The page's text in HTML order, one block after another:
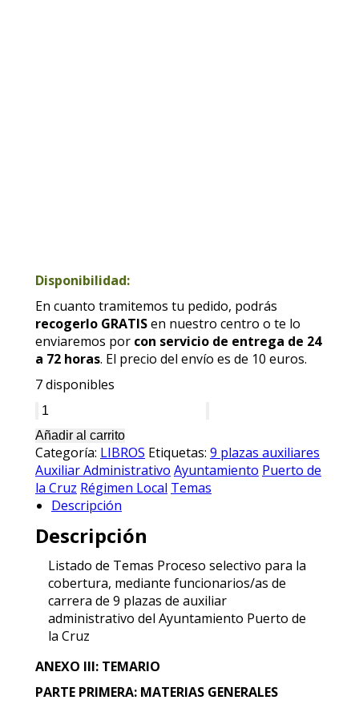
Disponibilidad:
En cuanto tramitemos tu pedido, podrás
recogerlo GRATISen nuestro centro o te lo
enviaremos por con servicio de entrega de 24
a 72 horas. El precio del envío es de 10 euros.
7 disponibles
Auxiliar
Administrativo
Ayuntamiento
Puerto
de
la
Cruz
-
DE
TEMAS
cantidad
Añadir al carrito
Categoría: LIBROS Etiquetas: 9 plazas auxiliares
Auxiliar Administrativo Ayuntamiento Puerto de
la Cruz Régimen Local Temas
Descripción
Descripción
Listado de Temas Proceso selectivo para la
cobertura, mediante funcionarios/as de
carrera de 9 plazas de auxiliar
administrativo del Ayuntamiento Puerto de
la Cruz
ANEXO III: TEMARIO
PARTE PRIMERA: MATERIAS GENERALES